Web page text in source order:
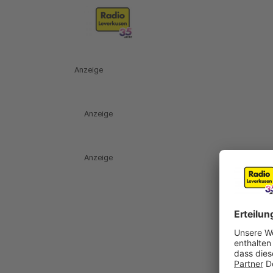
Anzeige
Anzeige
Anzeige